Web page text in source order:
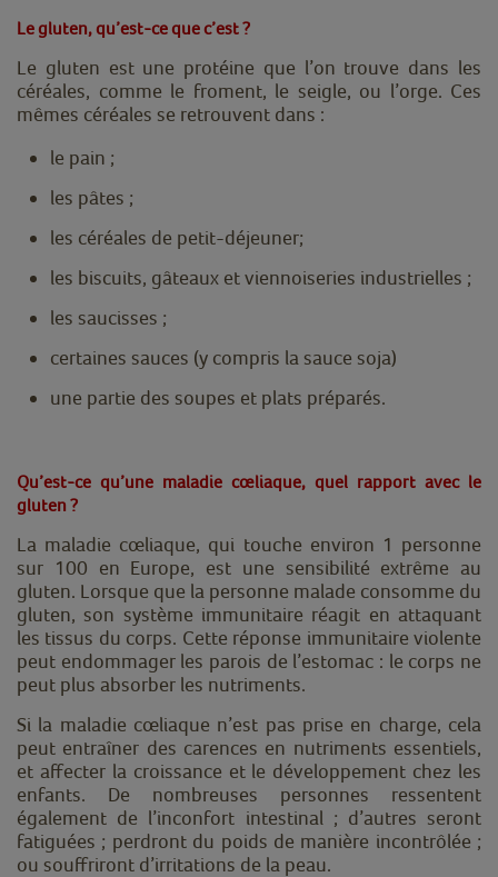
Le gluten, qu’est-ce que c’est ?
Le gluten est une protéine que l’on trouve dans les
céréales, comme le froment, le seigle, ou l’orge. Ces
mêmes céréales se retrouvent dans :
le pain ;
les pâtes ;
les céréales de petit-déjeuner;
les biscuits, gâteaux et viennoiseries industrielles ;
les saucisses ;
certaines sauces (y compris la sauce soja)
une partie des soupes et plats préparés.
Qu’est-ce qu’une maladie cœliaque, quel rapport avec le
gluten ?
La maladie cœliaque, qui touche environ 1 personne
sur 100 en Europe, est une sensibilité extrême au
gluten. Lorsque que la personne malade consomme du
gluten, son système immunitaire réagit en attaquant
les tissus du corps. Cette réponse immunitaire violente
peut endommager les parois de l’estomac : le corps ne
peut plus absorber les nutriments.
Si la maladie cœliaque n’est pas prise en charge, cela
peut entraîner des carences en nutriments essentiels,
et affecter la croissance et le développement chez les
enfants. De nombreuses personnes ressentent
également de l’inconfort intestinal ; d’autres seront
fatiguées ; perdront du poids de manière incontrôlée ;
ou souffriront d’irritations de la peau.